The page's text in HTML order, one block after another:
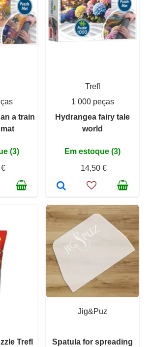
a train
(3)
Trefl
1 000 peças
Hydrangea fairy tale
world
Em estoque (3)
14,50 €
Trefl
Jig&Puz
Spatula for spreading